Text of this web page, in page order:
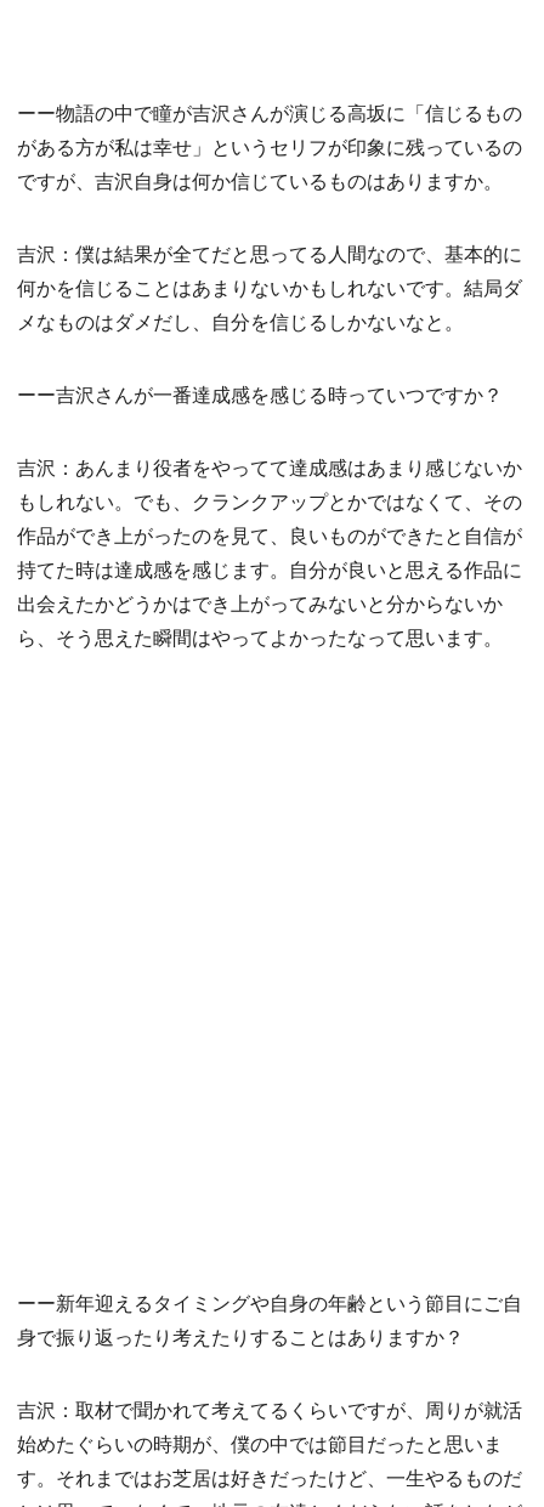
ーー物語の中で瞳が吉沢さんが演じる高坂に「信じるもの
がある方が私は幸せ」というセリフが印象に残っているの
ですが、吉沢自身は何か信じているものはありますか。
吉沢：僕は結果が全てだと思ってる人間なので、基本的に
何かを信じることはあまりないかもしれないです。結局ダ
メなものはダメだし、自分を信じるしかないなと。
ーー吉沢さんが一番達成感を感じる時っていつですか？
吉沢：あんまり役者をやってて達成感はあまり感じないか
もしれない。でも、クランクアップとかではなくて、その
作品ができ上がったのを見て、良いものができたと自信が
持てた時は達成感を感じます。自分が良いと思える作品に
出会えたかどうかはでき上がってみないと分からないか
ら、そう思えた瞬間はやってよかったなって思います。
ーー新年迎えるタイミングや自身の年齢という節目にご自
身で振り返ったり考えたりすることはありますか？
吉沢：取材で聞かれて考えてるくらいですが、周りが就活
始めたぐらいの時期が、僕の中では節目だったと思いま
す。それまではお芝居は好きだったけど、一生やるものだ